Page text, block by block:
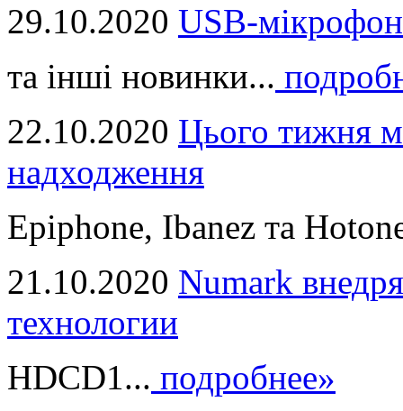
29.10.2020 USB-
та інші новинки...
22.10.2020 Цього тижня
надходження
Epiphone, Ibanez та
21.10.2020 Numark
технологии
HDCD1... подробнее»